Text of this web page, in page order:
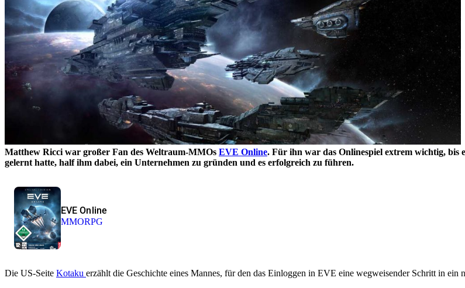
Matthew Ricci war großer Fan des Weltraum-MMOs EVE Online. Für ihn war das Onlinespiel extrem wichtig, bis
gelernt hatte, half ihm dabei, ein Unternehmen zu gründen und es erfolgreich zu führen.
EVE Online
MMORPG
Die US-Seite Kotaku erzählt die Geschichte eines Mannes, für den das Einloggen in EVE eine wegweisender Schritt in ein